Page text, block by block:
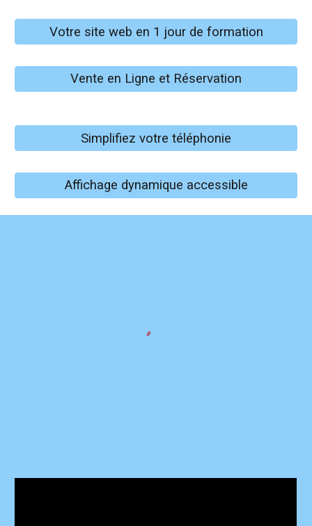
Votre site web en 1 jour de formation
Vente en Ligne et Réservation
Simplifiez votre téléphonie
Affichage dynamique accessible